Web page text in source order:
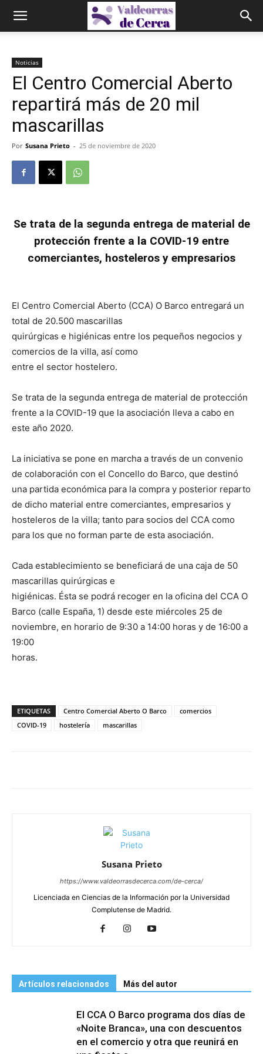
Noticias
El Centro Comercial Aberto
repartirá más de 20 mil
mascarillas
Por Susana Prieto - 25 de noviembre de 2020
Se trata de la segunda entrega de material de
protección frente a la COVID-19 entre
comerciantes, hosteleros y empresarios
El Centro Comercial Aberto (CCA) O Barco entregará un
total de 20.500 mascarillas
quirúrgicas e higiénicas entre los pequeños negocios y
comercios de la villa, así como
entre el sector hostelero.
Se trata de la segunda entrega de material de protección
frente a la COVID-19 que la asociación lleva a cabo en
este año 2020.
La iniciativa se pone en marcha a través de un convenio
de colaboración con el Concello do Barco, que destinó
una partida económica para la compra y posterior reparto
de dicho material entre comerciantes, empresarios y
hosteleros de la villa; tanto para socios del CCA como
para los que no forman parte de esta asociación.
Cada establecimiento se beneficiará de una caja de 50
mascarillas quirúrgicas e
higiénicas. Ésta se podrá recoger en la oficina del CCA O
Barco (calle España, 1) desde este miércoles 25 de
noviembre, en horario de 9:30 a 14:00 horas y de 16:00 a
19:00
horas.
ETIQUETAS Centro Comercial Aberto O Barco
comercios
COVID-19
hostelería mascarillas
Susana Prieto
https://www.valdeorrasdecerca.com/de-cerca/
Licenciada en Ciencias de la Información por la Universidad
Complutense de Madrid.
Artículos relacionados Más del autor
El CCA O Barco programa dos días de
«Noite Branca», una con descuentos
en el comercio y otra que reunirá en